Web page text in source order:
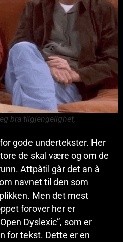
bra tilgjengelighet,
gode undertekster. Her
de skal være og om de
Attpåtil går det an å
navnet til den som
Men det mest
forover her er
Dyslexic”, som er
for tekst. Dette er en